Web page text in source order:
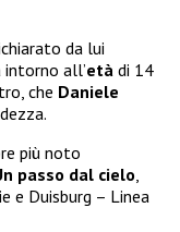
da lui
intorno all’età di 14
che Daniele
più noto
passo dal cielo,
e Duisburg – Linea